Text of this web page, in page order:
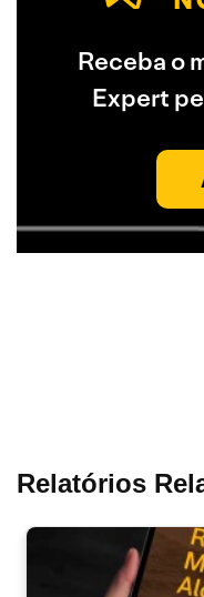
Receba o
Expert
Relatórios